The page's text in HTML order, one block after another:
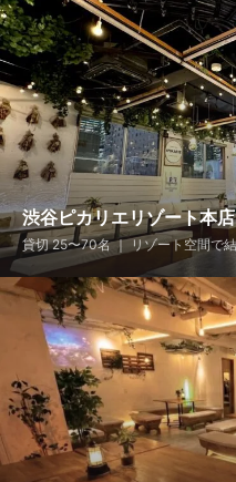
渋谷ピカリエリゾート本店
貸切 25〜70名 ｜ リゾート空間で